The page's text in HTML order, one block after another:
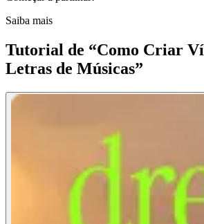
Saiba mais
Tutorial de “Como Criar
Letras de Músicas”